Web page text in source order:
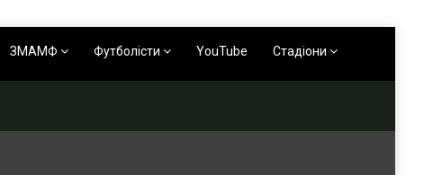
ЗМАМФ Футболісти YouTube Стадіони